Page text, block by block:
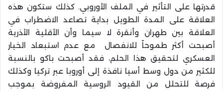
قدرتها على التأثير في الملف الأوروبي. كذلك ستكون هذه
العلاقة على المدة الطويل بداية تصاعد الاضطراب في
العلاقة بين طهران وأنقرة لا سيما وأن الأقلية الأذرية
أصبحت أكثر طموحاً للانفصال مع عدم استبعاد الخيار
العسكري لتحقيق هذا الحلم، فقد أصبحت باكو بالنسبة
للكثير من دول وسط أسيا نافذة إلى أوروبا عبر تركيا وكذلك
فرصة للتحلل من القيود الروسية المفروضة بموجب